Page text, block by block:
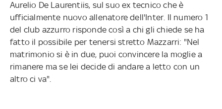
Aurelio De Laurentiis, sul suo ex tecnico che è
ufficialmente nuovo allenatore dell'Inter. Il numero 1
del club azzurro risponde così a chi gli chiede se ha
fatto il possibile per tenersi stretto Mazzarri: "Nel
matrimonio si è in due, puoi convincere la moglie a
rimanere ma se lei decide di andare a letto con un
altro ci va".